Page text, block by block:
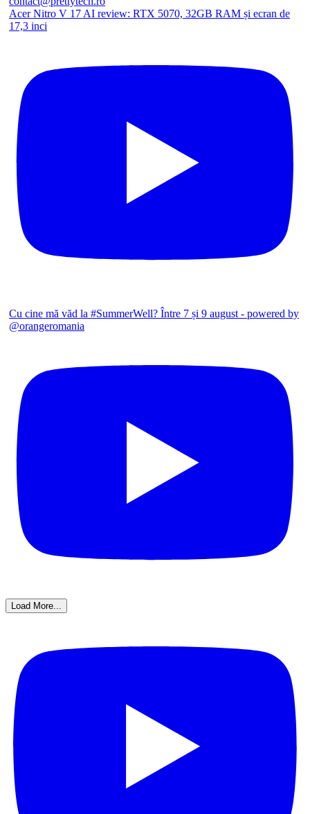
Acer Nitro V 17 AI review: RTX 5070, 32GB RAM și ecran de
17,3 inci
Cu cine mă văd la #SummerWell? Între 7 și 9 august - powered by
@orangeromania
Load More...